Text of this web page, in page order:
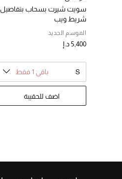
سويت شيرت بسحاب بتفاصيل
شريط ويب
الموسم الجديد
5,400 د.إ
S باقي 1 فقط
اضف للحقيبة